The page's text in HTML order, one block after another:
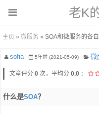
老K
主页 » 微服务 » SOA和微服务的各自
sofia 5年前 (2021-05-09) 微
文章评分 0 次，平均分 0.0 ：
什么是SOA？